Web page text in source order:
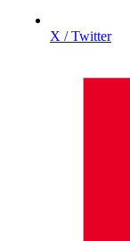
X / Twitter